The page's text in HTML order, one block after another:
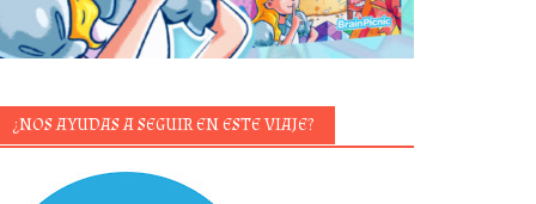
¿NOS AYUDAS A SEGUIR EN ESTE VIAJE?